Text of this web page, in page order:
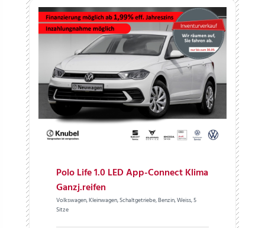
Polo Life 1.0 LED App-Connect Klima
Ganzj.reifen
Volkswagen, Kleinwagen, Schaltgetriebe, Benzin, Weiss, 5
Sitze